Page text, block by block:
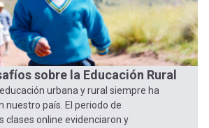
sobre la Educación Rural
urbana y rural siempre ha
nuestro país. El periodo de
clases online evidenciaron y